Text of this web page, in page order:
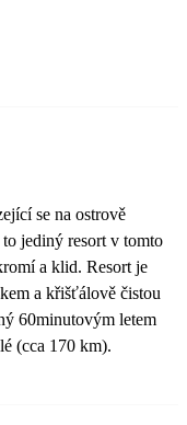
se na ostrově
jediný resort v tomto
a klid. Resort je
a křišťálově čistou
60minutovým letem
(cca 170 km).